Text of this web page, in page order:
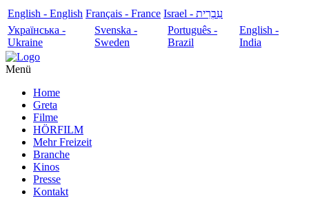
English - English Français - France
עִבְרִית - Israel
Українська -
Ukraine
Svenska -
Sweden
Português -
Brazil
English -
India
Menü
Home
Greta
Filme
HÖRFILM
Mehr Freizeit
Branche
Kinos
Presse
Kontakt